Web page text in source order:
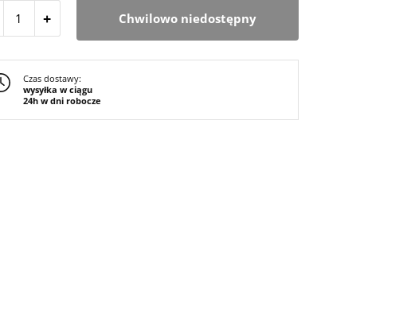
+ Chwilowo niedostępny
Czas dostawy:
wysyłka w ciągu
24h w dni robocze